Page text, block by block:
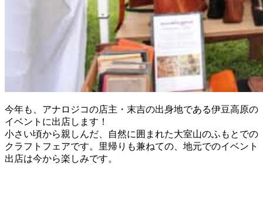
今年も、アナロジコの店主・末吉の出身地である伊豆高原の
イベントに出店します！
小さい頃から親しんだ、自然に囲まれた大室山のふもとでの
クラフトフェアです。里帰りも兼ねての、地元でのイベント
出店は今から楽しみです。